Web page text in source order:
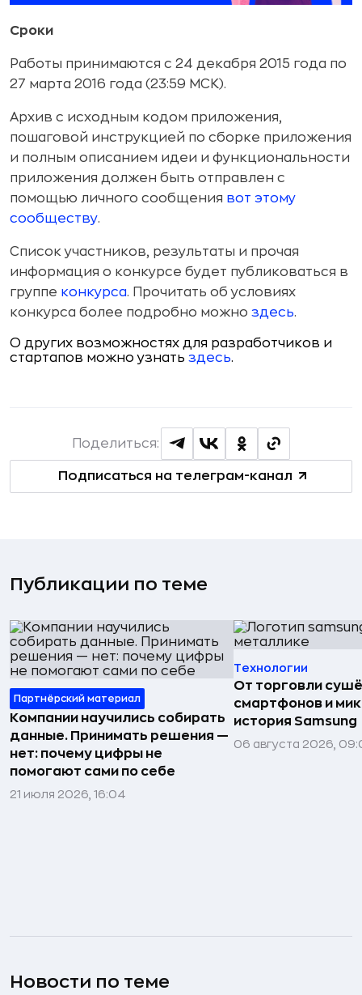
Сроки
Работы принимаются с 24 декабря 2015 года по
27 марта 2016 года (23:59 МСК).
Архив с исходным кодом приложения,
пошаговой инструкцией по сборке приложения
и полным описанием идеи и функциональности
приложения должен быть отправлен с
помощью личного сообщения вот этому
сообществу.
Список участников, результаты и прочая
информация о конкурсе будет публиковаться в
группе конкурса. Прочитать об условиях
конкурса более подробно можно здесь.
О других возможностях для разработчиков и
стартапов можно узнать здесь.
Подписаться на телеграм-канал
Поделиться:
Публикации по теме
Партнёрский материал
Компании научились собирать
данные. Принимать решения —
нет: почему цифры не
помогают сами по себе
21 июля 2026, 16:04
Технологии
От торговли
смартфонов и
история Samsung
06 августа 2026,
Новости по теме